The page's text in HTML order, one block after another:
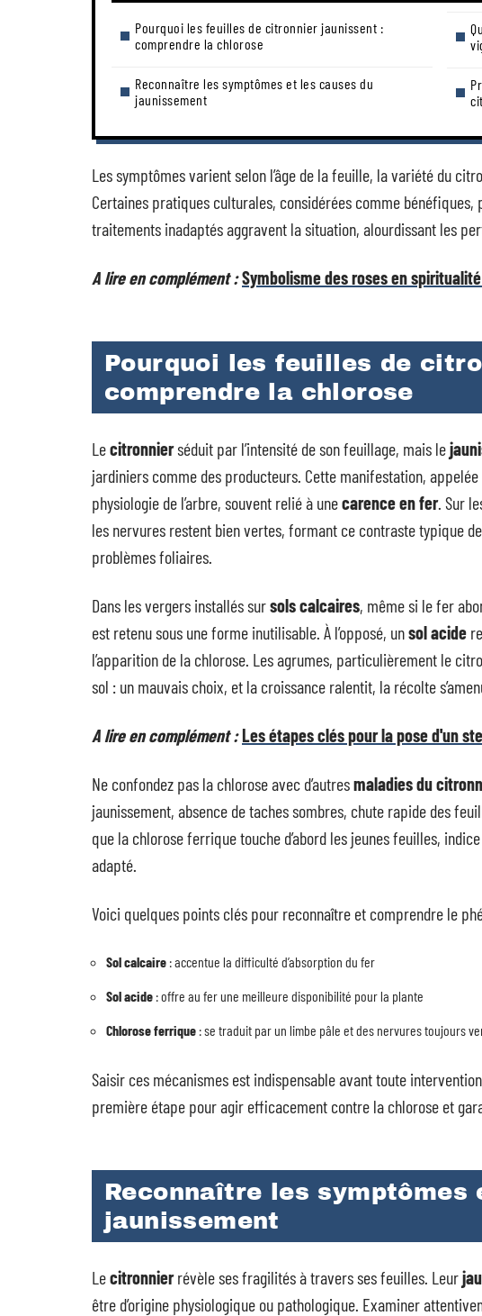
Pourquoi les feuilles de citronnier jaunissent :
comprendre la chlorose
Reconnaître les symptômes et les causes du
jaunissement
Les symptômes varient selon l’âge de la feuille, la variété du
Certaines pratiques culturales, considérées comme
traitements inadaptés aggravent la situation, alourdissant les
A lire en complément :Symbolisme des roses en
Pourquoi les feuilles de
comprendre la chlorose
Lecitronnierséduit par l’intensité de son feuillage, mais le
jardiniers comme des producteurs. Cette manifestation, appelée
physiologie de l’arbre, souvent relié à unecarence en fer. Sur
les nervures restent bien vertes, formant ce contraste typique
problèmes foliaires.
Dans les vergers installés sursols calcaires, même si le fer
est retenu sous une forme inutilisable. À l’opposé, unsol acide
l’apparition de la chlorose. Les agrumes, particulièrement le
sol : un mauvais choix, et la croissance ralentit, la récolte
A lire en complément :Les étapes clés pour la pose d'un
Ne confondez pas la chlorose avec d’autresmaladies du
jaunissement, absence de taches sombres, chute rapide des
que la chlorose ferrique touche d’abord les jeunes feuilles,
adapté.
Voici quelques points clés pour reconnaître et comprendre le
Sol calcaire : accentue la difficulté d’absorption du fer
Sol acide : offre au fer une meilleure disponibilité pour la plante
Chlorose ferrique : se traduit par un limbe pâle et des nervures toujours
Saisir ces mécanismes est indispensable avant toute
première étape pour agir efficacement contre la chlorose et
Reconnaître les symptômes
jaunissement
Lecitronnierrévèle ses fragilités à travers ses feuilles. Leur
être d’origine physiologique ou pathologique. Examiner